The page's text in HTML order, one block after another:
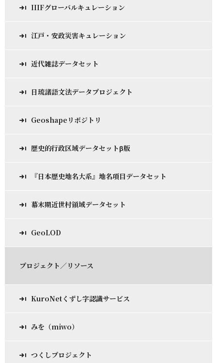
IIIFグローバルキュレーション
江戸・安政災害キュレーション
近代雑誌データセット
日琉諸語文法データプロジェクト
Geoshapeリポジトリ
歴史的行政区域データセットβ版
『日本歴史地名大系』地名項目データセット
幕末期近世村領域データセット
GeoLOD
プロジェクト／リソース
KuroNetくずし字認識サービス
みを（miwo）
つくしプロジェクト